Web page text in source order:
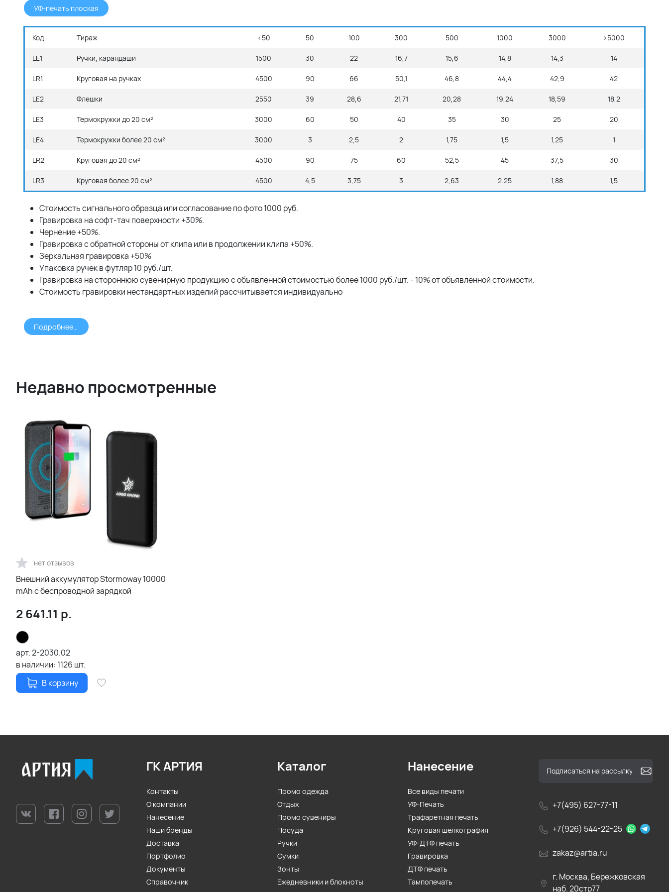
УФ-печать плоская
Код Тираж <50 50 100 300 500 1000 3000 >5000
LE1 Ручки, карандаши 1500 30 22 16,7 15,6 14,8 14,3 14
LR1 Круговая на ручках 4500 90 66 50,1 46,8 44,4 42,9 42
LE2 Флешки 2550 39 28,6 21,71 20,28 19,24 18,59 18,2
LE3 Термокружки до 20 см² 3000 60 50 40 35 30 25 20
LE4 Термокружки более 20 см² 3000 3 2,5 2 1,75 1,5 1,25 1
LR2 Круговая до 20 см² 4500 90 75 60 52,5 45 37,5 30
LR3 Круговая более 20 см² 4500 4,5 3,75 3 2,63 2.25 1,88 1,5
Стоимость сигнального образца или согласование по фото 1000 руб.
Гравировка на софт-тач поверхности +30%.
Чернение +50%.
Гравировка с обратной стороны от клипа или в продолжении клипа +50%.
Зеркальная гравировка +50%
Упаковка ручек в футляр 10 руб./шт.
Гравировка на стороннюю сувенирную продукцию с объявленной стоимостью более 1000 руб./шт. - 10% от объявленной стоимости.
Стоимость гравировки нестандартных изделий рассчитывается индивидуально
Подробнее >>>
Недавно просмотренные
нет отзывов
Внешний аккумулятор Stormoway 10000
mAh с беспроводной зарядкой
2 641.11 р.
арт.2-2030.02
в наличии: 1126 шт.
В корзину
+7(495) 627-77-11
+7(926) 544-22-25
zakaz@artia.ru
г. Москва, Бережковская
наб. 20стр77
ГК АРТИЯ
Контакты
О компании
Нанесение
Наши бренды
Доставка
Портфолио
Документы
Справочник
Каталог
Промо одежда
Отдых
Промо сувениры
Посуда
Ручки
Сумки
Зонты
Ежедневники и блокноты
Нанесение
Все виды печати
УФ-Печать
Трафаретная печать
Круговая шелкография
УФ-ДТФ печать
Гравировка
ДТФ печать
Тампопечать